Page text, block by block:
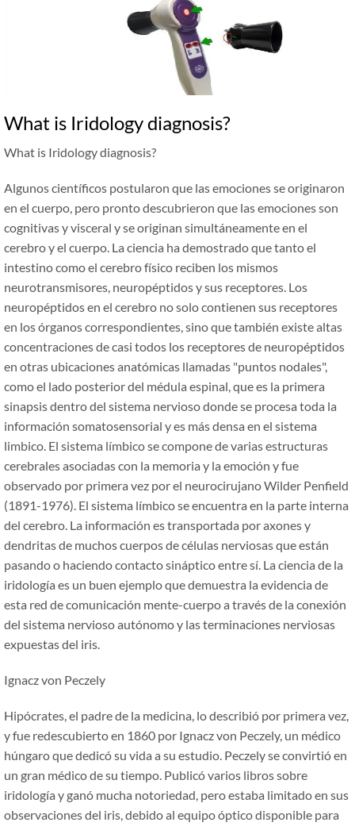
What is Iridology diagnosis?
What is Iridology diagnosis?
Algunos científicos postularon que las emociones se originaron
en el cuerpo, pero pronto descubrieron que las emociones son
cognitivas y visceral y se originan simultáneamente en el
cerebro y el cuerpo. La ciencia ha demostrado que tanto el
intestino como el cerebro físico reciben los mismos
neurotransmisores, neuropéptidos y sus receptores. Los
neuropéptidos en el cerebro no solo contienen sus receptores
en los órganos correspondientes, sino que también existe altas
concentraciones de casi todos los receptores de neuropéptidos
en otras ubicaciones anatómicas llamadas "puntos nodales",
como el lado posterior del médula espinal, que es la primera
sinapsis dentro del sistema nervioso donde se procesa toda la
información somatosensorial y es más densa en el sistema
limbico. El sistema límbico se compone de varias estructuras
cerebrales asociadas con la memoria y la emoción y fue
observado por primera vez por el neurocirujano Wilder Penfield
(1891-1976). El sistema límbico se encuentra en la parte interna
del cerebro. La información es transportada por axones y
dendritas de muchos cuerpos de células nerviosas que están
pasando o haciendo contacto sináptico entre sí. La ciencia de la
iridología es un buen ejemplo que demuestra la evidencia de
esta red de comunicación mente-cuerpo a través de la conexión
del sistema nervioso autónomo y las terminaciones nerviosas
expuestas del iris.
Ignacz von Peczely
Hipócrates, el padre de la medicina, lo describió por primera vez,
y fue redescubierto en 1860 por Ignacz von Peczely, un médico
húngaro que dedicó su vida a su estudio. Peczely se convirtió en
un gran médico de su tiempo. Publicó varios libros sobre
iridología y ganó mucha notoriedad, pero estaba limitado en sus
observaciones del iris, debido al equipo óptico disponible para